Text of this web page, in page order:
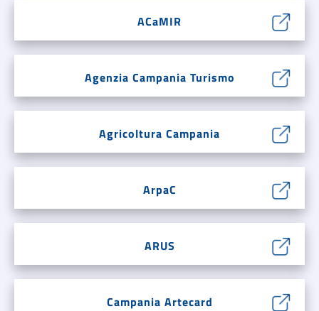
ACaMIR
Agenzia Campania Turismo
Agricoltura Campania
ArpaC
ARUS
Campania Artecard